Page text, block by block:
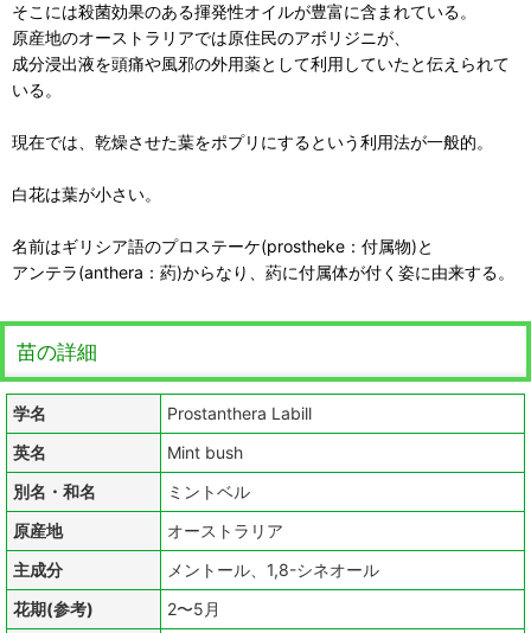
そこには殺菌効果のある揮発性オイルが豊富に含まれている。
原産地のオーストラリアでは原住民のアボリジニが、
成分浸出液を頭痛や風邪の外用薬として利用していたと伝えられて
いる。
現在では、乾燥させた葉をポプリにするという利用法が一般的。
白花は葉が小さい。
名前はギリシア語のプロステーケ(prostheke：付属物)と
アンテラ(anthera：葯)からなり、葯に付属体が付く姿に由来する。
苗の詳細
学名
Prostanthera Labill
英名
Mint bush
別名・和名
ミントベル
原産地
オーストラリア
主成分
メントール、1,8-シネオール
花期(参考)
2〜5月